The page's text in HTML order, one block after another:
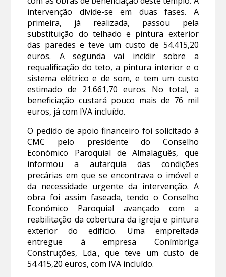
intervenção divide-se em duas fases. A
primeira, já realizada, passou pela
substituição do telhado e pintura exterior
das paredes e teve um custo de 54.415,20
euros. A segunda vai incidir sobre a
requalificação do teto, a pintura interior e o
sistema elétrico e de som, e tem um custo
estimado de 21.661,70 euros. No total, a
beneficiação custará pouco mais de 76 mil
euros, já com IVA incluído.
O pedido de apoio financeiro foi solicitado à
CMC pelo presidente do Conselho
Económico Paroquial de Almalaguês, que
informou a autarquia das condições
precárias em que se encontrava o imóvel e
da necessidade urgente da intervenção. A
obra foi assim faseada, tendo o Conselho
Económico Paroquial avançado com a
reabilitação da cobertura da igreja e pintura
exterior do edifício. Uma empreitada
entregue à empresa Conímbriga
Construções, Lda., que teve um custo de
54.415,20 euros, com IVA incluído.